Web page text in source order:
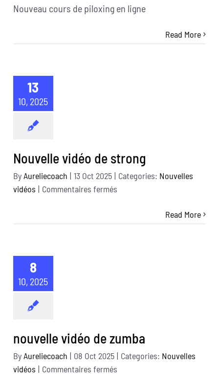
vidéo
Nouveau cours de piloxing en ligne
Read More
13
10, 2025
Nouvelle vidéo de strong
ByAureliecoach | 13 Oct 2025 | Categories: Nouvelles
vidéos | Commentaires ferméssur
Read More
8
10, 2025
nouvelle vidéo de zumba
ByAureliecoach | 08 Oct 2025 | Categories: Nouvelles
vidéos | Commentaires ferméssur